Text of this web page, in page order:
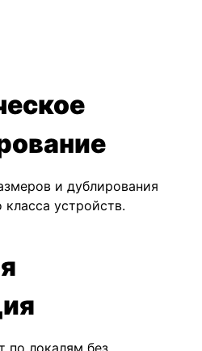
и дублирования
устройств.